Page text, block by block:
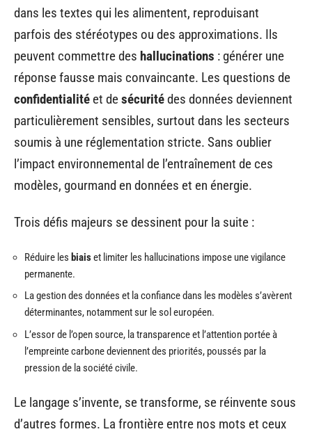
dans les textes qui les alimentent, reproduisant
parfois des stéréotypes ou des approximations. Ils
peuvent commettre des hallucinations : générer une
réponse fausse mais convaincante. Les questions de
confidentialité et desécuritédes données deviennent
particulièrement sensibles, surtout dans les secteurs
soumis à une réglementation stricte. Sans oublier
l’impact environnemental de l’entraînement de ces
modèles, gourmand en données et en énergie.
Trois défis majeurs se dessinent pour la suite :
Réduire les biaiset limiter les hallucinations impose une vigilance
permanente.
La gestion des données et la confiance dans les modèles s’avèrent
déterminantes, notamment sur le sol européen.
L’essor de l’open source, la transparence et l’attention portée à
l’empreinte carbone deviennent des priorités, poussés par la
pression de la société civile.
Le langage s’invente, se transforme, se réinvente sous
d’autres formes. La frontière entre nos mots et ceux